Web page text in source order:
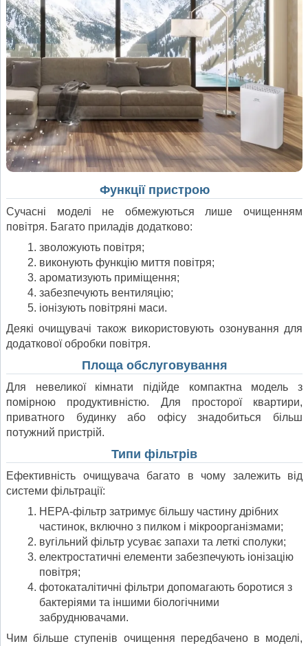
Функції пристрою
Сучасні моделі не обмежуються лише очищенням
повітря. Багато приладів додатково:
зволожують повітря;
виконують функцію миття повітря;
ароматизують приміщення;
забезпечують вентиляцію;
іонізують повітряні маси.
Деякі очищувачі також використовують озонування для
додаткової обробки повітря.
Площа обслуговування
Для невеликої кімнати підійде компактна модель з
помірною продуктивністю. Для просторої квартири,
приватного будинку або офісу знадобиться більш
потужний пристрій.
Типи фільтрів
Ефективність очищувача багато в чому залежить від
системи фільтрації:
HEPA-фільтр затримує більшу частину дрібних
частинок, включно з пилком і мікроорганізмами;
вугільний фільтр усуває запахи та леткі сполуки;
електростатичні елементи забезпечують іонізацію
повітря;
фотокаталітичні фільтри допомагають боротися з
бактеріями та іншими біологічними
забруднювачами.
Чим більше ступенів очищення передбачено в моделі,